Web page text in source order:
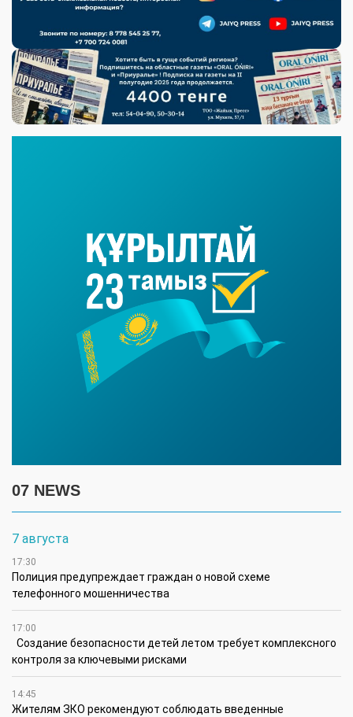
07 NEWS
7 августа
17:30
Полиция предупреждает граждан о новой схеме
телефонного мошенничества
17:00
Создание безопасности детей летом требует комплексного
контроля за ключевыми рисками
14:45
Жителям ЗКО рекомендуют соблюдать введенные